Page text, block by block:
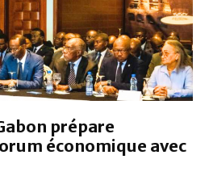
prépare
économique avec